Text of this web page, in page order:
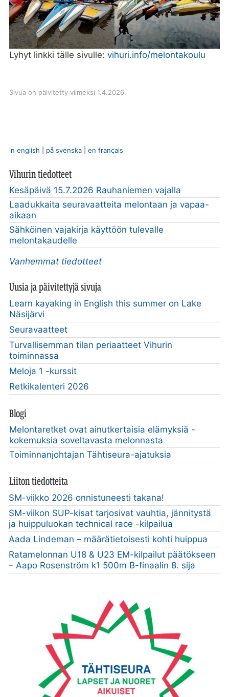
Lyhyt linkki tälle sivulle: vihuri.info/melontakoulu
Sivua on päivitetty viimeksi 1.4.2026.
in english på svenska| en français
Vihurin tiedotteet
Kesäpäivä 15.7.2026 Rauhaniemen vajalla
Laadukkaita seuravaatteita melontaan ja vapaa-
aikaan
Sähköinen vajakirja käyttöön tulevalle
melontakaudelle
Vanhemmat tiedotteet
Uusia ja päivitettyjä sivuja
Learn kayaking in English this summer on Lake
Näsijärvi
Seuravaatteet
Turvallisemman tilan periaatteet Vihurin
toiminnassa
Meloja 1 -kurssit
Retkikalenteri 2026
Blogi
Melontaretket ovat ainutkertaisia elämyksiä -
kokemuksia soveltavasta melonnasta
Toiminnanjohtajan Tähtiseura-ajatuksia
Liiton tiedotteita
SM-viikko 2026 onnistuneesti takana!
SM-viikon SUP-kisat tarjosivat vauhtia, jännitystä
ja huippuluokan technical race -kilpailua
Aada Lindeman – määrätietoisesti kohti huippua
Ratamelonnan U18 & U23 EM-kilpailut päätökseen
– Aapo Rosenström k1 500m B-finaalin 8. sija